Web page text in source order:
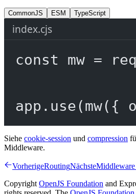
CommonJS ESM TypeScript
index.cjs
const mw =
app. use(mw({
Siehe cookie-session und compression
Middleware.
VorherigeRoutingNächste
CopyrightOpenJS Foundation and